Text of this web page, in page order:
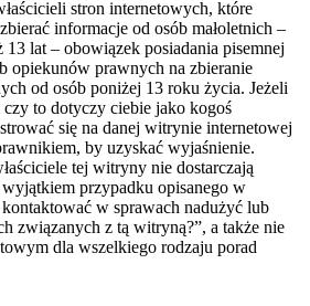
stron internetowych, które
informacje od osób małoletnich –
lat – obowiązek posiadania pisemnej
opiekunów prawnych na zbieranie
od osób poniżej 13 roku życia. Jeżeli
czy to dotyczy ciebie jako kogoś
się na danej witrynie internetowej
by uzyskać wyjaśnienie.
tej witryny nie dostarczają
przypadku opisanego w
w sprawach nadużyć lub
związanych z tą witryną?”, a także nie
dla wszelkiego rodzaju porad